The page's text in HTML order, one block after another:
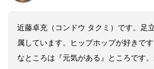
近藤卓充（コンドウ タクミ）です。足
属しています。ヒップホップが好きで
なところは『元気がある』ところです